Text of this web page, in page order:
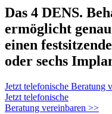
Das 4 DENS.
ermöglicht
einen
oder sechs
Jetzt telefonische Beratung
Jetzt telefonische
Beratung vereinbaren >>